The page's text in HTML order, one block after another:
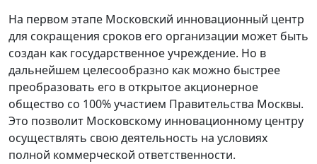
На первом этапе Московский инновационный центр
для сокращения сроков его организации может быть
создан как государственное учреждение. Но в
дальнейшем целесообразно как можно быстрее
преобразовать его в открытое акционерное
общество со 100% участием Правительства Москвы.
Это позволит Московскому инновационному центру
осуществлять свою деятельность на условиях
полной коммерческой ответственности.